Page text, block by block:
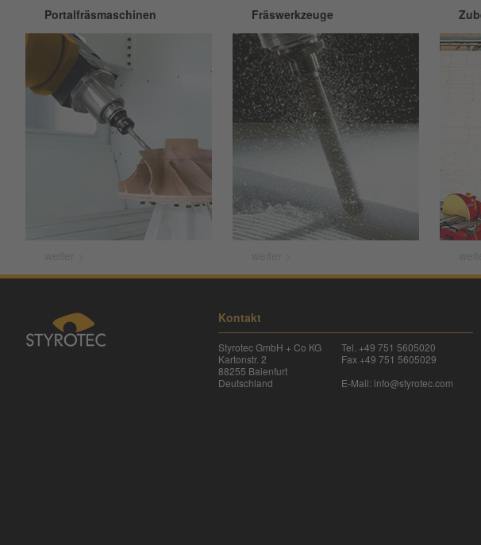
Portalfräsmaschinen Fräswerkzeuge
Kontakt
Styrotec GmbH + Co KG
Kartonstr. 2
88255 Baienfurt
Deutschland
Tel. +49 751 5605020
Fax +49 751 5605029
E-Mail: info@styrotec.com